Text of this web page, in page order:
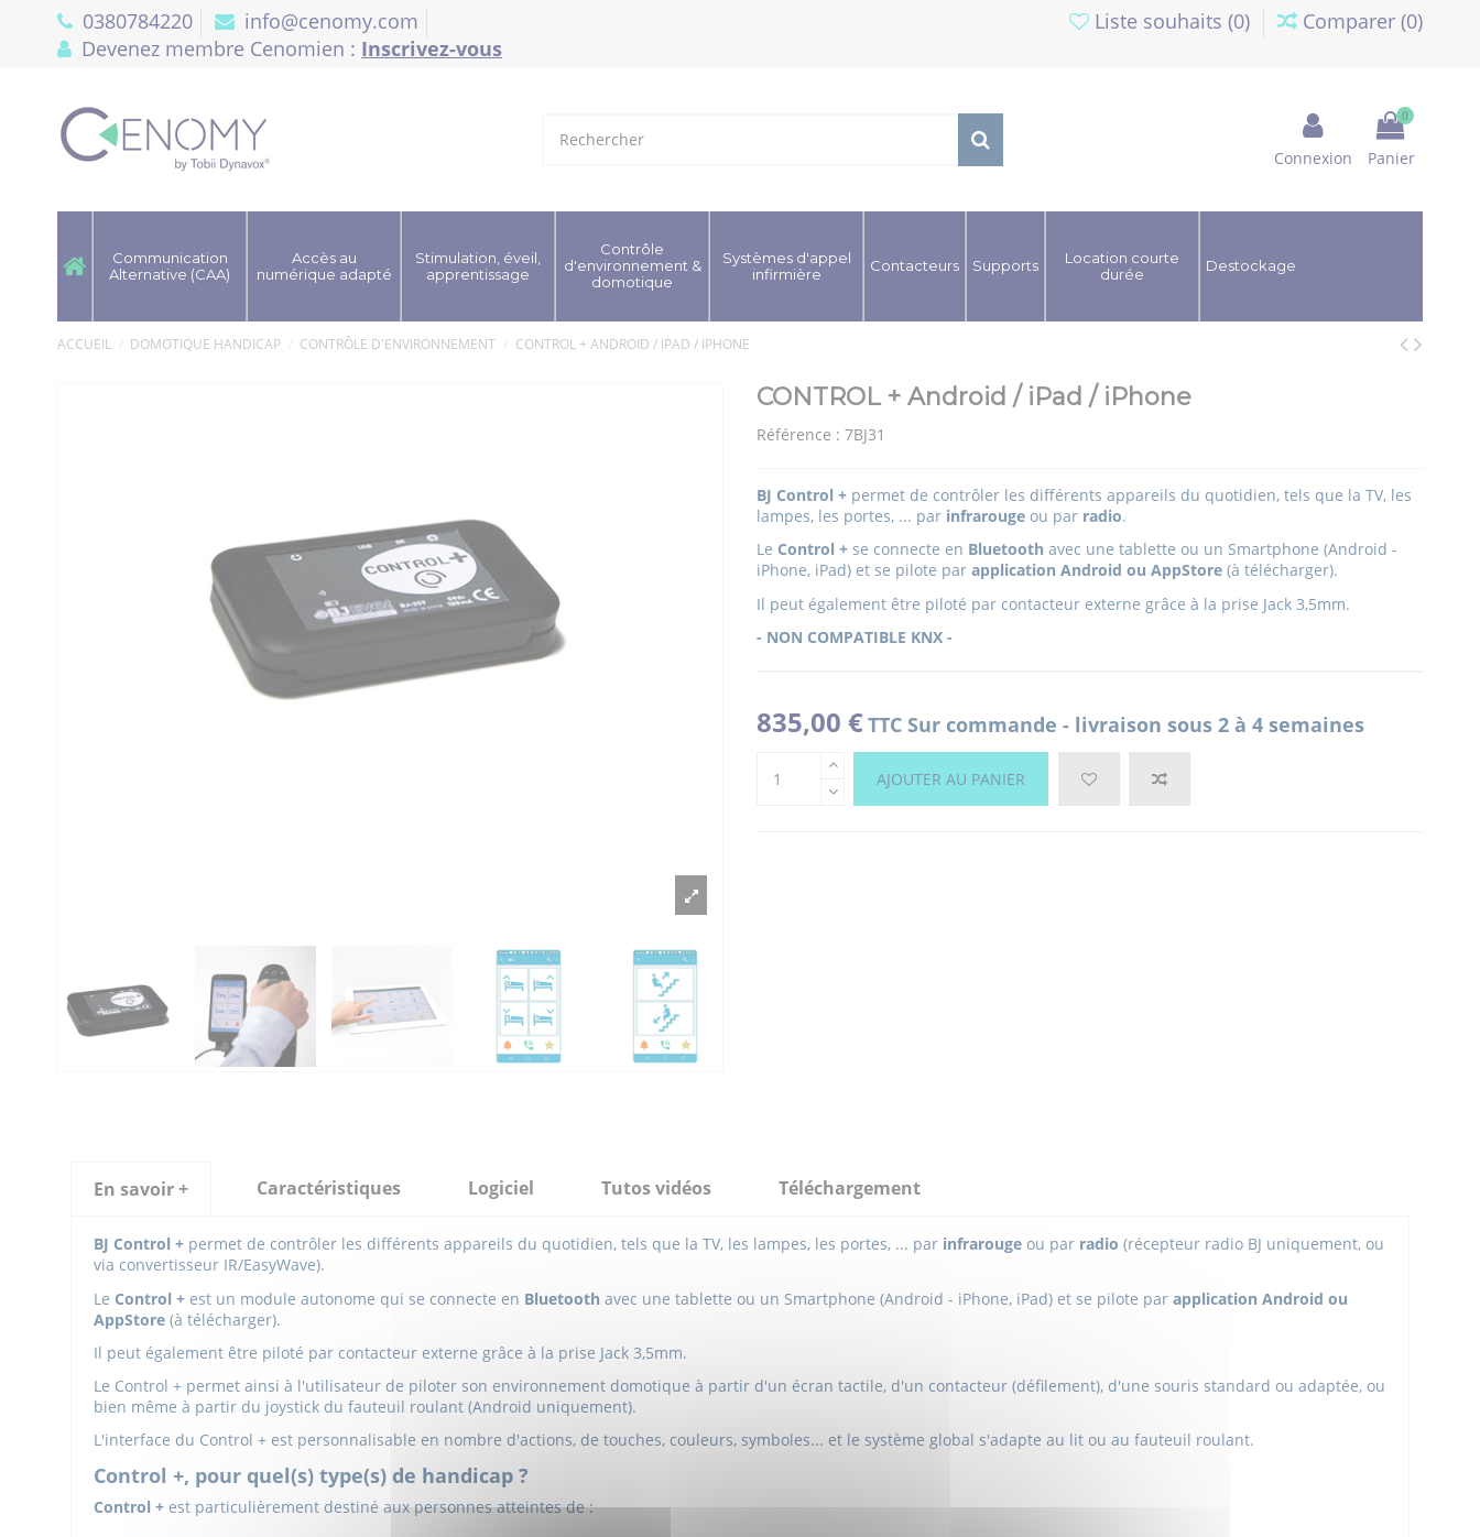
0380784220
info@cenomy.com
Devenez membre Cenomien : Inscrivez-vous
Liste souhaits (0) Comparer (0)
Connexion
0
Panier
Communication
Alternative (CAA)
Accès au
numérique adapté
Stimulation, éveil,
apprentissage
Contrôle
d'environnement &
domotique
Systèmes d'appel
infirmière
Contacteurs Supports
Location courte
durée
Destockage
ACCUEIL DOMOTIQUE HANDICAP CONTRÔLE D'ENVIRONNEMENT CONTROL + ANDROID / IPAD / IPHONE
CONTROL + Android / iPad / iPhone
Référence : 7BJ31
BJ Control + permet de contrôler les différents appareils du quotidien, tels que la TV, les
lampes, les portes, ... par infrarouge ou par radio.
Le Control + se connecte en Bluetooth avec une tablette ou un Smartphone (Android -
iPhone, iPad) et se pilote par application Android ou AppStore (à télécharger).
Il peut également être piloté par contacteur externe grâce à la prise Jack 3,5mm.
- NON COMPATIBLE KNX -
835,00 €TTC Sur commande - livraison sous 2 à 4 semaines
AJOUTER AU PANIER
En savoir + Caractéristiques Logiciel Tutos vidéos Téléchargement
BJ Control + permet de contrôler les différents appareils du quotidien, tels que la TV, les lampes, les portes, ... par infrarouge ou par radio(récepteur radio BJ uniquement, ou
via convertisseur IR/EasyWave).
Le Control + est un module autonome qui se connecte en Bluetooth avec une tablette ou un Smartphone (Android - iPhone, iPad) et se pilote parapplication Android ou
AppStore (à télécharger).
Il peut également être piloté par contacteur externe grâce à la prise Jack 3,5mm.
Le Control + permet ainsi à l'utilisateur de piloter son environnement domotique à partir d'un écran tactile, d'un contacteur (défilement), d'une souris standard ou adaptée, ou
bien même à partir du joystick du fauteuil roulant (Android uniquement).
L'interface du Control + est personnalisable en nombre d'actions, de touches, couleurs, symboles... et le système global s'adapte au lit ou au fauteuil roulant.
Control +, pour quel(s) type(s) de handicap ?
Control + est particulièrement destiné aux personnes atteintes de :
Panneau de gestion des cookies